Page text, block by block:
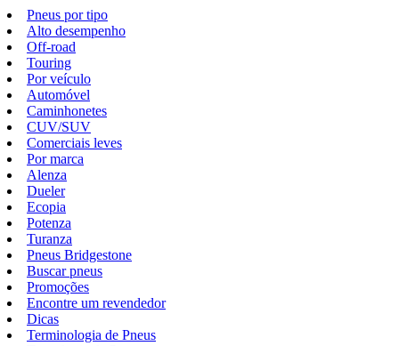
Pneus por tipo
Alto desempenho
Off-road
Touring
Por veículo
Automóvel
Caminhonetes
CUV/SUV
Comerciais leves
Por marca
Alenza
Dueler
Ecopia
Potenza
Turanza
Pneus Bridgestone
Buscar pneus
Promoções
Encontre um revendedor
Dicas
Terminologia de Pneus